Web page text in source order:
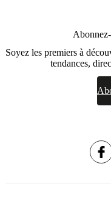
Soyez les premiers à
tendances,